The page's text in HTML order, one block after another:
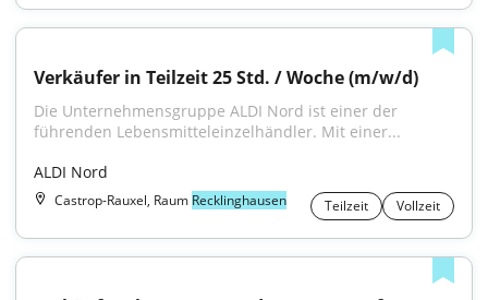
Verkäufer in Teilzeit 25 Std. / Woche (m/w/d)
Die Unternehmensgruppe ALDI Nord ist einer der
führenden Lebensmitteleinzelhändler. Mit einer...
ALDI Nord
Castrop-Rauxel, Raum Recklinghausen Teilzeit Vollzeit